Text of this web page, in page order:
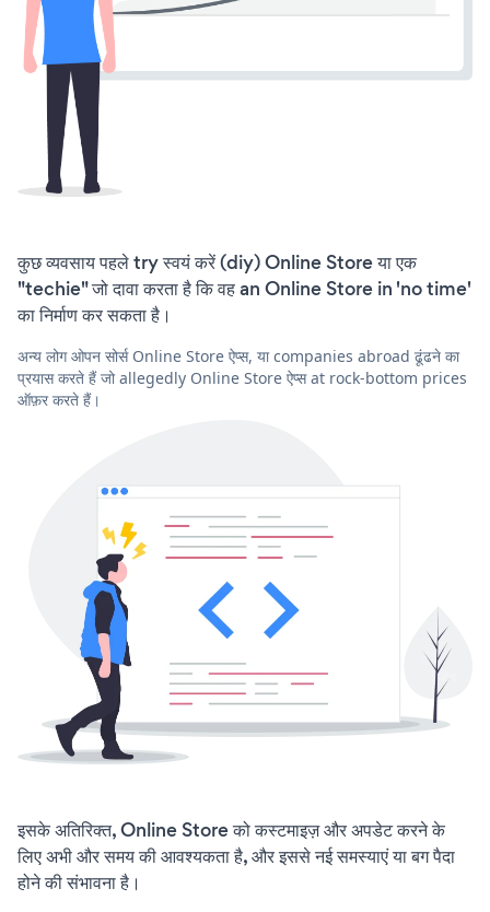
कुछ व्यवसाय पहले try स्वयं करें (diy) Online Store या एक
"techie" जो दावा करता है कि वह an Online Store in 'no time'
का निर्माण कर सकता है।
अन्य लोग ओपन सोर्स Online Store ऐप्स, या companies abroad ढूंढने का
प्रयास करते हैं जो allegedly Online Store ऐप्स at rock-bottom prices
ऑफ़र करते हैं।
इसके अतिरिक्त, Online Store को कस्टमाइज़ और अपडेट करने के
लिए अभी और समय की आवश्यकता है, और इससे नई समस्याएं या बग पैदा
होने की संभावना है।